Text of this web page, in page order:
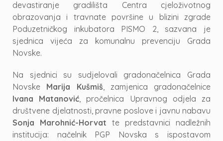
devastiranje gradilišta Centra cjeloživotnog
obrazovanja i travnate površine u blizini zgrade
Poduzetničkog inkubatora PISMO 2, sazvana je
sjednica vijeća za komunalnu prevenciju Grada
Novske.
Na sjednici su sudjelovali gradonačelnica Grada
Novske Marija Kušmiš, zamjenica gradonačelnice
Ivana Matanović, pročelnica Upravnog odjela za
društvene djelatnosti, pravne poslove i javnu nabavu
Sonja Marohnić-Horvat te predstavnici nadležnih
institucija: načelnik PGP Novska s ispostavom